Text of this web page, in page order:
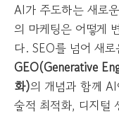
AI가 주도하는 새로
의 마케팅은 어떻게
다. SEO를 넘어 새
GEO(Generative
화)의 개념과 함께
술적 최적화, 디지털